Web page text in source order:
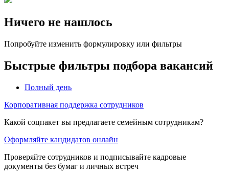
Ничего не нашлось
Попробуйте изменить формулировку или фильтры
Быстрые фильтры подбора вакансий
Полный день
Корпоративная поддержка сотрудников
Какой соцпакет вы предлагаете семейным сотрудникам?
Оформляйте кандидатов онлайн
Проверяйте сотрудников и подписывайте кадровые
документы без бумаг и личных встреч